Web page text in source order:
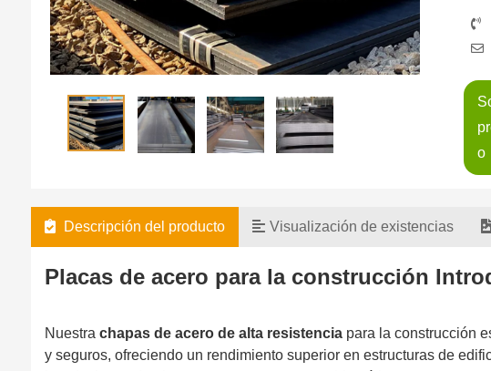
o
Descripción del producto Visualización de existencias
Placas de acero para la construcción
Nuestra chapas de acero de alta resistenciapara la construcción
y seguros, ofreciendo un rendimiento superior en estructuras de